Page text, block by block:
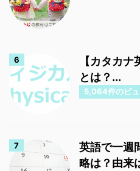
【カタカ
とは？...
5,064件のビ
英語で一週
略は？由来